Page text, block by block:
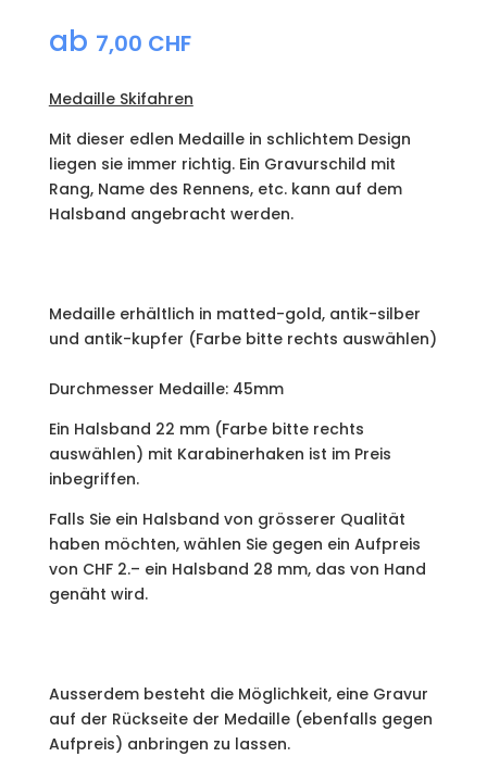
ab 7,00 CHF
Medaille Skifahren
Mit dieser edlen Medaille in schlichtem Design
liegen sie immer richtig. Ein Gravurschild mit
Rang, Name des Rennens, etc. kann auf dem
Halsband angebracht werden.
Medaille erhältlich in matted-gold, antik-silber
und antik-kupfer (Farbe bitte rechts auswählen)
Durchmesser Medaille: 45mm
​Ein Halsband 22 mm (Farbe bitte rechts
auswählen) mit Karabinerhaken ist im Preis
inbegriffen.
Falls Sie ein Halsband von grösserer Qualität
haben möchten, wählen Sie gegen ein Aufpreis
von CHF 2.– ein Halsband 28 mm, das von Hand
genäht wird.
Ausserdem besteht die Möglichkeit, eine Gravur
auf der Rückseite der Medaille (ebenfalls gegen
Aufpreis) anbringen zu lassen.